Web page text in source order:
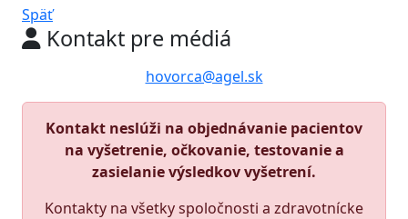
Späť
Kontakt pre médiá
hovorca@agel.sk
Kontakt neslúži na objednávanie pacientov
na vyšetrenie, očkovanie, testovanie a
zasielanie výsledkov vyšetrení.
Kontakty na všetky spoločnosti a zdravotnícke